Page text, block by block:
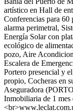
artístico en Hall de
Conferencias para 60
alarma perimetral,
Energía Solar con
ecológico de
pozo, Aire
Escalera de
Portero presencial y
propio, Cocheras en
Aseguradora
Inmobiliaria de 1